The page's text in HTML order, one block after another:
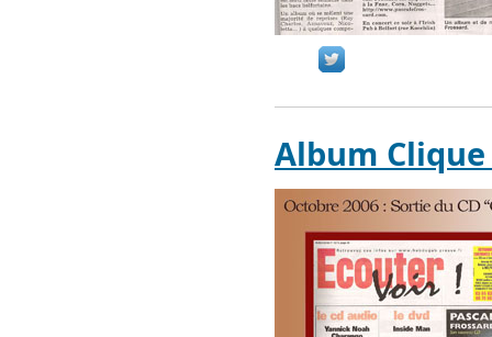
Album Clique